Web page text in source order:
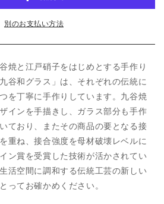
別のお支払い方法
焼と江戸硝子をはじめとする手作り
谷和グラス」は、それぞれの伝統に
を丁寧に手作りしています。九谷焼
インを手描きし、ガラス部分も手作
ており、またその商品の要となる接
重ね、接合強度を母材破壊レベルに
ン賞を受賞した技術が活かされてい
活空間に調和する伝統工芸の新しい
ってお確かめください。